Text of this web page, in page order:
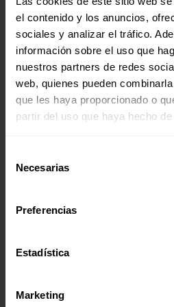
el contenido y los anuncios,
sociales y analizar el tráfico.
información sobre el uso que
nuestros partners de redes
web, quienes pueden
que les haya proporcionado o
partir del uso que haya hecho
Necesarias
Preferencias
Estadística
Marketing
de género y los derechos
en zonas afectadas por crisis,
dignidad y protección a las niñas.
Estigma y
en torno a la
menstruación
Lostabúes sobre la menstruación
algunos contextos, aún se
impuro o incluso peligroso, lo que
que afecta la dignidad,
Esta percepción negativa se traduce
Aislar a las niñas durante su